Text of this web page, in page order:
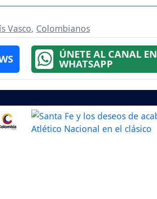
Vasco, Colombianos
ÚNETE AL CANAL EN
WHATSAPP